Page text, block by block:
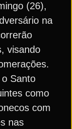
(26),
na
visando
Santo
como
com
nas